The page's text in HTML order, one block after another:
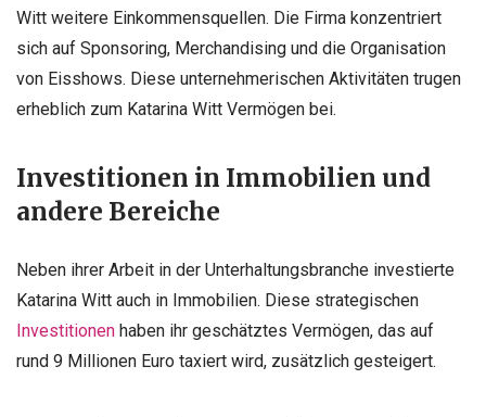
Witt weitere Einkommensquellen. Die Firma konzentriert
sich auf Sponsoring, Merchandising und die Organisation
von Eisshows. Diese unternehmerischen Aktivitäten trugen
erheblich zum Katarina Witt Vermögen bei.
Investitionen in Immobilien und
andere Bereiche
Neben ihrer Arbeit in der Unterhaltungsbranche investierte
Katarina Witt auch in Immobilien. Diese strategischen
Investitionen haben ihr geschätztes Vermögen, das auf
rund 9 Millionen Euro taxiert wird, zusätzlich gesteigert.